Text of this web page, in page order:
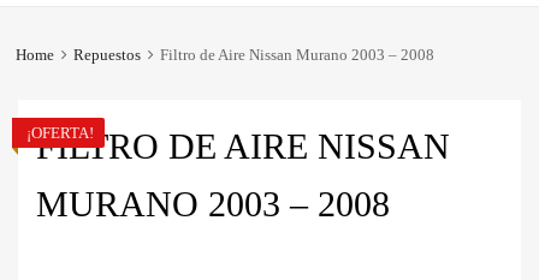
Home Repuestos Filtro de Aire Nissan Murano 2003 – 2008
FILTRO DE AIRE NISSAN
MURANO 2003 – 2008
¡OFERTA!